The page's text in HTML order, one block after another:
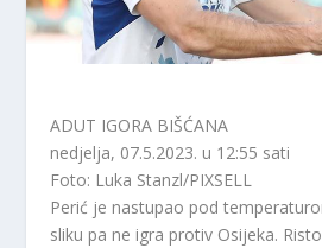
ADUT IGORA BIŠĆANA
nedjelja, 07.5.2023. u 12:55 sati
Foto: Luka Stanzl/PIXSELL
Perić je nastupao pod
sliku pa ne igra protiv Osijeka.